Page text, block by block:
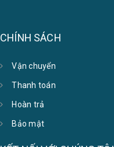
CHÍNH SÁCH
Vận chuyển
Thanh toán
Hoàn trả
Bảo mật